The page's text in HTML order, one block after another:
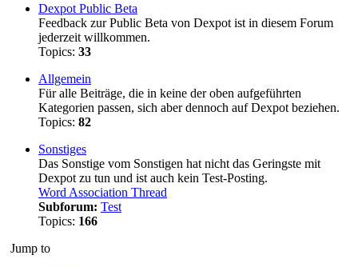
Dexpot Public Beta
Feedback zur Public Beta von Dexpot ist in diesem Forum
jederzeit willkommen.
Topics: 33
Allgemein
Für alle Beiträge, die in keine der oben aufgeführten
Kategorien passen, sich aber dennoch auf Dexpot beziehen.
Topics: 82
Sonstiges
Das Sonstige vom Sonstigen hat nicht das Geringste mit
Dexpot zu tun und ist auch kein Test-Posting.
Word Association Thread
Subforum: Test
Topics: 166
Jump to